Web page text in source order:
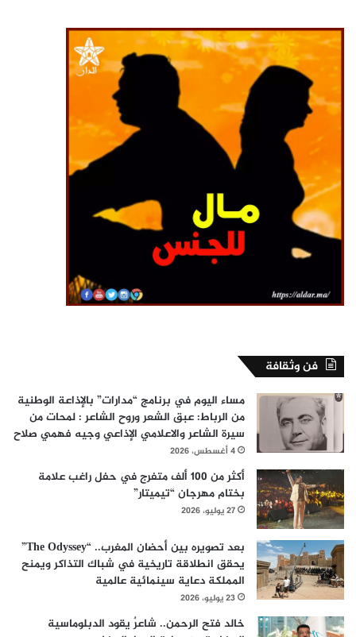
فن وثقافة
مساء اليوم في برنامج “مدارات” بالإذاعة الوطنية
من الرباط: عبق الشعر وروح الشاعر : لمحات من
سيرة الشاعر والاعلامي الإذاعي وجيه فهمي صلاح
4 أغسطس، 2026
أكثر من 100 ألف متفرج في حفل راغب علامة
بختام مهرجان “تيميتار”
27 يوليو، 2026
بعد تصويره بين أحضان المغرب.. “The Odyssey”
يحقق انطلاقة تاريخية في شباك التذاكر ويمنح
المملكة دعاية سينمائية عالمية
23 يوليو، 2026
خالد فتح الرحمن.. شاعرٌ يقود الدبلوماسية